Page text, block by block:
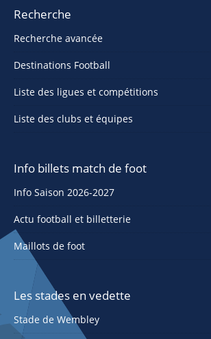
Recherche
Recherche avancée
Destinations Football
Liste des ligues et compétitions
Liste des clubs et équipes
Info billets match de foot
Info Saison 2026-2027
Actu football et billetterie
Maillots de foot
Les stades en vedette
Stade de Wembley